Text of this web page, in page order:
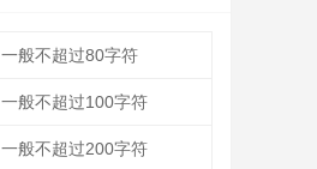
一般不超过80字符
一般不超过100字符
一般不超过200字符